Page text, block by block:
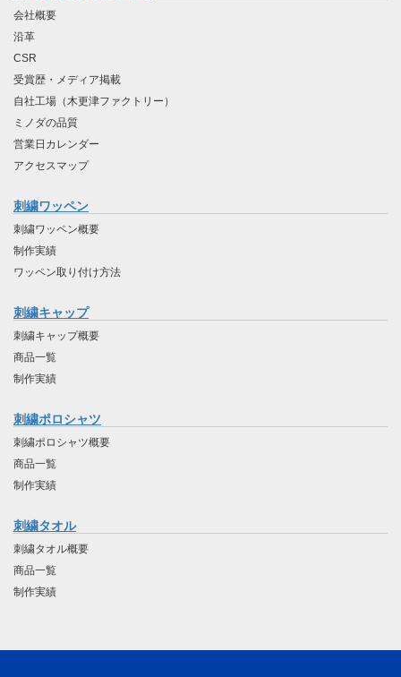
会社概要
沿革
CSR
受賞歴・メディア掲載
自社工場（木更津ファクトリー）
ミノダの品質
営業日カレンダー
アクセスマップ
刺繍ワッペン
刺繍ワッペン概要
制作実績
ワッペン取り付け方法
刺繍キャップ
刺繍キャップ概要
商品一覧
制作実績
刺繍ポロシャツ
刺繍ポロシャツ概要
商品一覧
制作実績
刺繍タオル
刺繍タオル概要
商品一覧
制作実績